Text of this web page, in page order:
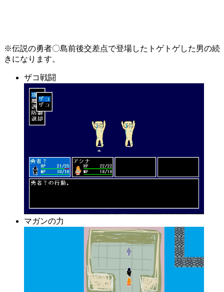
※伝説の勇者〇島前後交差点で登場したトゲトゲした男の続
きになります。
ザコ戦闘
マガンの力